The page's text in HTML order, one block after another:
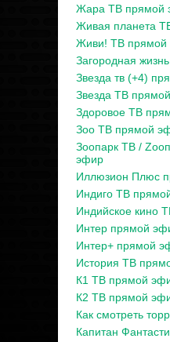
Жара ТВ прямой
Живая планета
Живи! ТВ прямой
Загородная
Звезда тв (+4)
Звезда ТВ
Здоровое ТВ
Зоо ТВ прямой
Зоопарк ТВ /
эфир
Иллюзион Плюс
Индиго ТВ
Индийское кино
Интер прямой
Интер+ прямой
История ТВ
К1 ТВ прямой
К2 ТВ прямой
Как смотреть
Капитан